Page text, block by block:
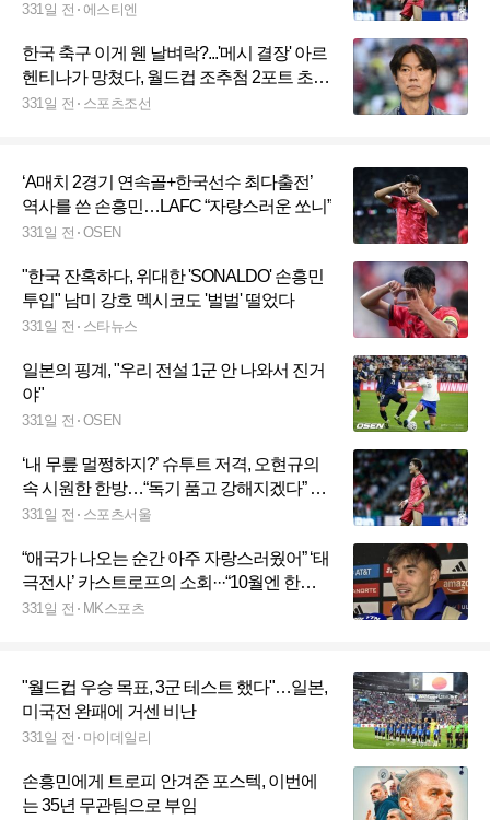
331일 전 에스티엔
한국 축구 이게 웬 날벼락?...'메시 결장' 아르
헨티나가 망쳤다, 월드컵 조추첨 2포트 초비
상
331일 전 스포츠조선
‘A매치 2경기 연속골+한국선수 최다출전’
역사를 쓴 손흥민…LAFC “자랑스러운 쏘니”
331일 전 OSEN
"한국 잔혹하다, 위대한 'SONALDO' 손흥민
투입" 남미 강호 멕시코도 '벌벌' 떨었다
331일 전 스타뉴스
일본의 핑계, "우리 전설 1군 안 나와서 진거
야"
331일 전 OSEN
‘내 무릎 멀쩡하지?’ 슈투트 저격, 오현규의
속 시원한 한방…“독기 품고 강해지겠다” 약
속 지켰다
331일 전 스포츠서울
“애국가 나오는 순간 아주 자랑스러웠어” ‘태
극전사’ 카스트로프의 소회···“10월엔 한국
에서 경기하고 싶다”
331일 전 MK스포츠
"월드컵 우승 목표, 3군 테스트 했다"…일본,
미국전 완패에 거센 비난
331일 전 마이데일리
손흥민에게 트로피 안겨준 포스텍, 이번에
는 35년 무관팀으로 부임